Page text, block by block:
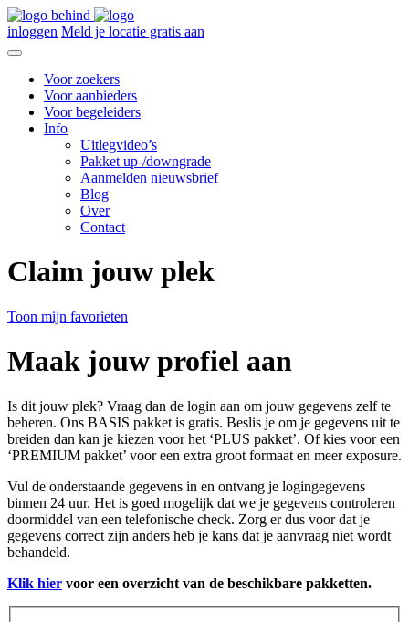
inloggen Meld je locatie gratis aan
Voor zoekers
Voor aanbieders
Voor begeleiders
Info
Uitlegvideo’s
Pakket up-/downgrade
Aanmelden nieuwsbrief
Blog
Over
Contact
Claim jouw plek
Toon mijn favorieten
Maak jouw profiel aan
Is dit jouw plek? Vraag dan de login aan om jouw gegevens zelf te
beheren. Ons BASIS pakket is gratis. Beslis je om je gegevens uit te
breiden dan kan je kiezen voor het ‘PLUS pakket’. Of kies voor een
‘PREMIUM pakket’ voor een extra groot formaat en meer exposure.
Vul de onderstaande gegevens in en ontvang je logingegevens
binnen 24 uur. Het is goed mogelijk dat we je gegevens controleren
doormiddel van een telefonische check. Zorg er dus voor dat je
gegevens correct zijn anders heb je kans dat je aanvraag niet wordt
behandeld.
Klik hier voor een overzicht van de beschikbare pakketten.